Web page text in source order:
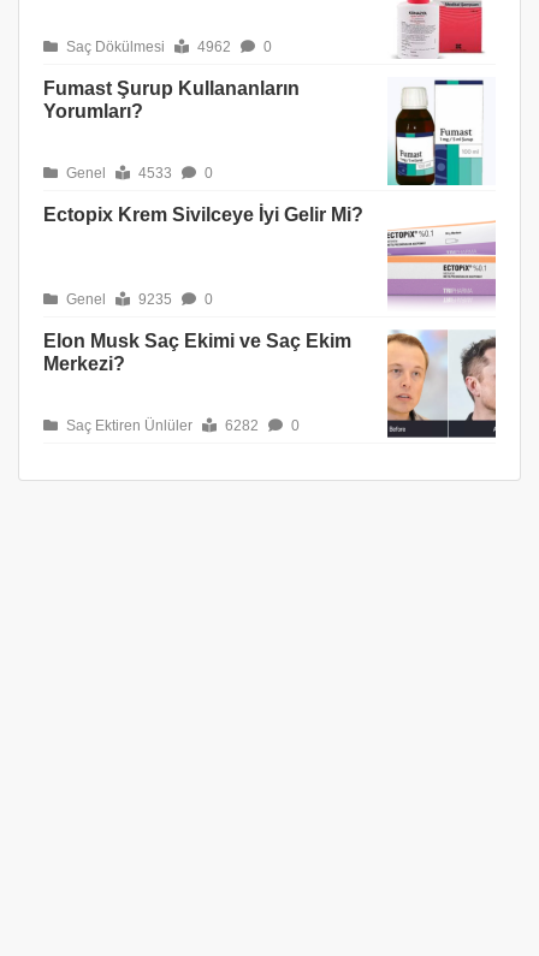
Saç Dökülmesi 4962 0
Fumast Şurup Kullananların
Yorumları?
Genel 4533 0
Ectopix Krem Sivilceye İyi Gelir Mi?
Genel 9235 0
Elon Musk Saç Ekimi ve Saç Ekim
Merkezi?
Saç Ektiren Ünlüler 6282 0